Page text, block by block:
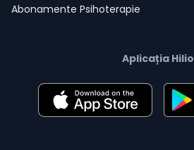
Abonamente Psihoterapie
Aplicația Hilio